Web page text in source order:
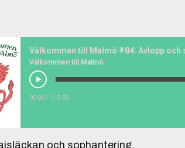
Välkommen till Malmö
00:00/ 1:15:59
och sophantering.